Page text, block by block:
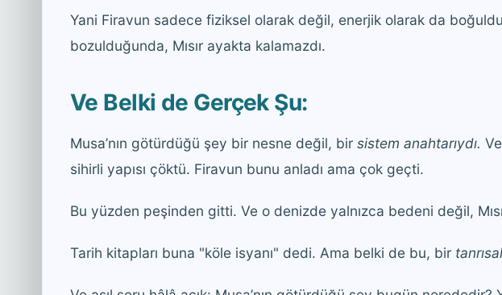
Yani Firavun sadece fiziksel olarak değil, enerjik olarak da
bozulduğunda, Mısır ayakta kalamazdı.
Ve Belki de Gerçek Şu:
Musa’nın götürdüğü şey bir nesne değil, bir sistem anahtarıydı.
sihirli yapısı çöktü. Firavun bunu anladı ama çok geçti.
Bu yüzden peşinden gitti. Ve o denizde yalnızca bedeni değil,
Tarih kitapları buna "köle isyanı" dedi. Ama belki de bu, bir